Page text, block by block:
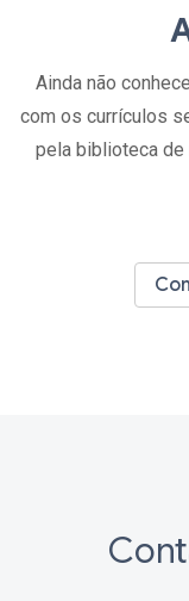
Ainda não
com os currículos
pela biblioteca